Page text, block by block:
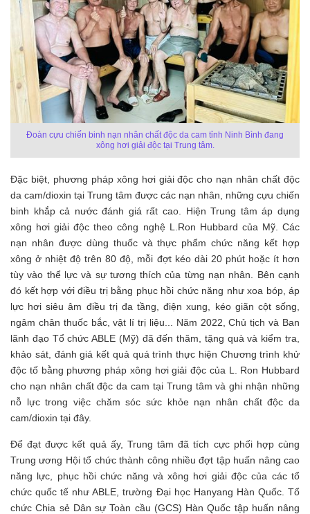
Đoàn cựu chiến binh nạn nhân chất độc da cam tỉnh Ninh Bình đang
xông hơi giải độc tại Trung tâm.
Đặc biệt, phương pháp xông hơi giải độc cho nạn nhân chất độc
da cam/dioxin tại Trung tâm được các nạn nhân, những cựu chiến
binh khắp cả nước đánh giá rất cao. Hiện Trung tâm áp dụng
xông hơi giải độc theo công nghệ L.Ron Hubbard của Mỹ. Các
nạn nhân được dùng thuốc và thực phẩm chức năng kết hợp
xông ở nhiệt độ trên 80 độ, mỗi đợt kéo dài 20 phút hoặc ít hơn
tùy vào thể lực và sự tương thích của từng nạn nhân. Bên cạnh
đó kết hợp với điều trị bằng phục hồi chức năng như xoa bóp, áp
lực hơi siêu âm điều trị đa tầng, điện xung, kéo giãn cột sống,
ngâm chân thuốc bắc, vật lí trị liệu... Năm 2022, Chủ tịch và Ban
lãnh đạo Tổ chức ABLE (Mỹ) đã đến thăm, tặng quà và kiểm tra,
khảo sát, đánh giá kết quả quá trình thực hiện Chương trình khử
độc tố bằng phương pháp xông hơi giải độc của L. Ron Hubbard
cho nạn nhân chất độc da cam tại Trung tâm và ghi nhận những
nỗ lực trong việc chăm sóc sức khỏe nạn nhân chất độc da
cam/dioxin tại đây.
Để đạt được kết quả ấy, Trung tâm đã tích cực phối hợp cùng
Trung ương Hội tổ chức thành công nhiều đợt tập huấn nâng cao
năng lực, phục hồi chức năng và xông hơi giải độc của các tổ
chức quốc tế như ABLE, trường Đại học Hanyang Hàn Quốc. Tổ
chức Chia sẻ Dân sự Toàn cầu (GCS) Hàn Quốc tập huấn nâng